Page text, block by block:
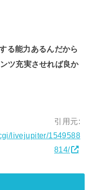
る能力あるんだから
ツ充実させれば良か
引用元:
livejupiter/1549588
814/